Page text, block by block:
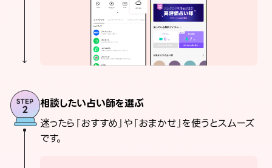
相談したい占い師を選ぶ
迷ったら「おすすめ」や「おまかせ」を使うとスムーズ
です。